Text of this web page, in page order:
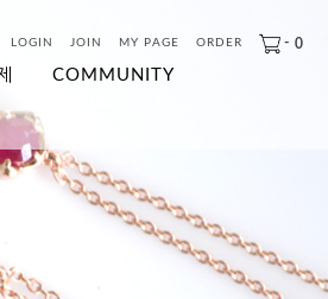
LOGIN JOIN MY PAGE ORDER - 0
COMMUNITY